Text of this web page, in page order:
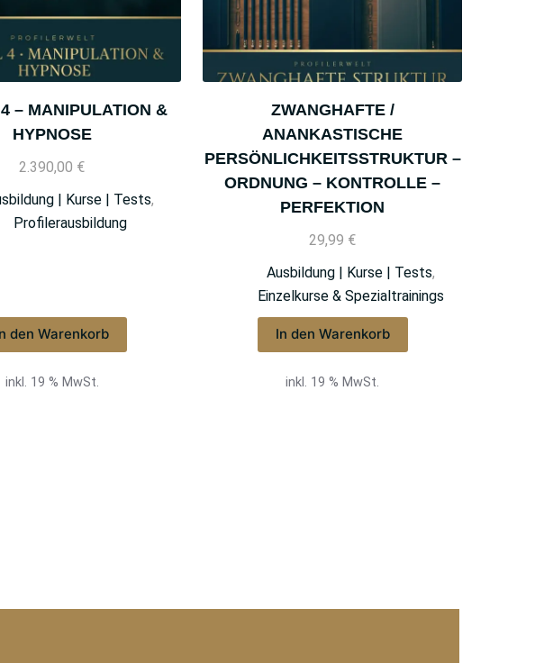
– MANIPULATION &
HYPNOSE
2.390,00 €
| Kurse | Tests,
Profilerausbildung
den Warenkorb
inkl. 19 % MwSt.
ZWANGHAFTE /
ANANKASTISCHE
PERSÖNLICHKEITSSTRUKTUR –
ORDNUNG – KONTROLLE –
PERFEKTION
29,99 €
Ausbildung | Kurse | Tests,
Einzelkurse & Spezialtrainings
In den Warenkorb
inkl. 19 % MwSt.